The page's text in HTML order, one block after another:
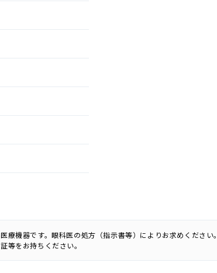
機器です。眼科医の処方（指示書等）によりお求めください。
等をお持ちください。